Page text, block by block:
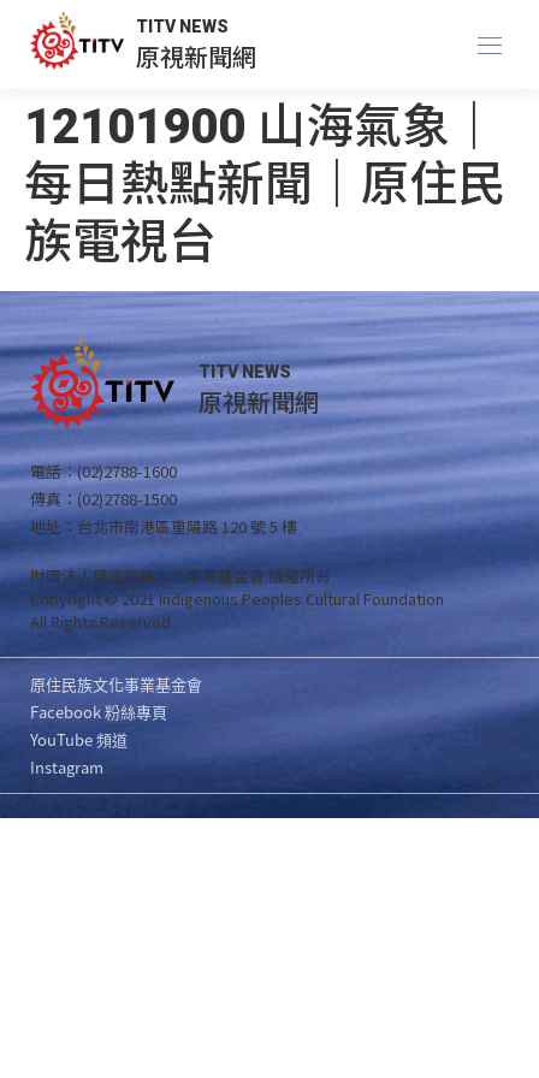
TITV NEWS
原視新聞網
12101900 山海氣象｜
每日熱點新聞｜原住民
族電視台
TITV NEWS
原視新聞網
電話：(02)2788-1600
傳真：(02)2788-1500
地址：台北市南港區重陽路 120 號 5 樓
財團法人原住民族文化事業基金會 版權所有
Copyright © 2021 Indigenous Peoples Cultural Foundation
All Rights Reserved .
原住民族文化事業基金會
Facebook 粉絲專頁
YouTube 頻道
Instagram